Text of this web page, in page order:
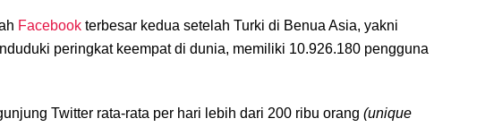
Facebook terbesar kedua setelah Turki di Benua Asia, yakni
peringkat keempat di dunia, memiliki 10.926.180 pengguna
Twitter rata-rata per hari lebih dari 200 ribu orang (unique